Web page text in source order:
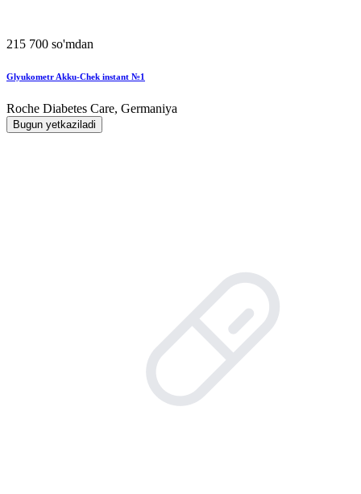
215 700 so'mdan
Glyukometr Akku-Chek instant №1
Roche Diabetes Care, Germaniya
Bugun yetkaziladi